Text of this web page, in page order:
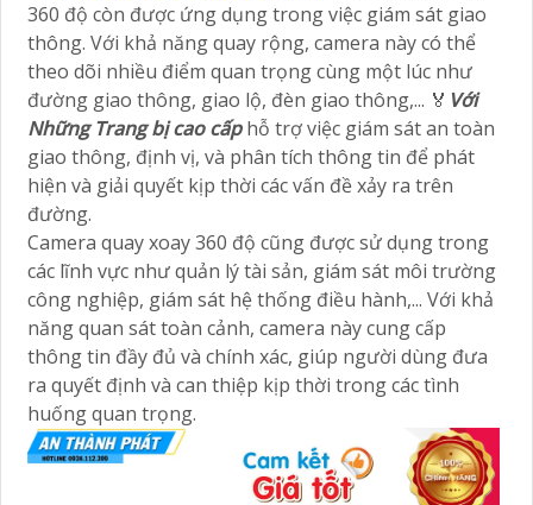
360 độ còn được ứng dụng trong việc giám sát giao
thông. Với khả năng quay rộng, camera này có thể
theo dõi nhiều điểm quan trọng cùng một lúc như
đường giao thông, giao lộ, đèn giao thông,... ️🏅️ Với
Những Trang bị cao cấphỗ trợ việc giám sát an toàn
giao thông, định vị, và phân tích thông tin để phát
hiện và giải quyết kịp thời các vấn đề xảy ra trên
đường.
Camera quay xoay 360 độ cũng được sử dụng trong
các lĩnh vực như quản lý tài sản, giám sát môi trường
công nghiệp, giám sát hệ thống điều hành,... Với khả
năng quan sát toàn cảnh, camera này cung cấp
thông tin đầy đủ và chính xác, giúp người dùng đưa
ra quyết định và can thiệp kịp thời trong các tình
huống quan trọng.